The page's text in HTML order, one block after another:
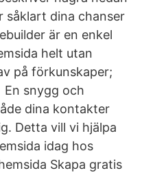
såklart dina chanser
är en enkel
helt utan
på förkunskaper;
snygg och
dina kontakter
Detta vill vi hjälpa
idag hos
Skapa gratis